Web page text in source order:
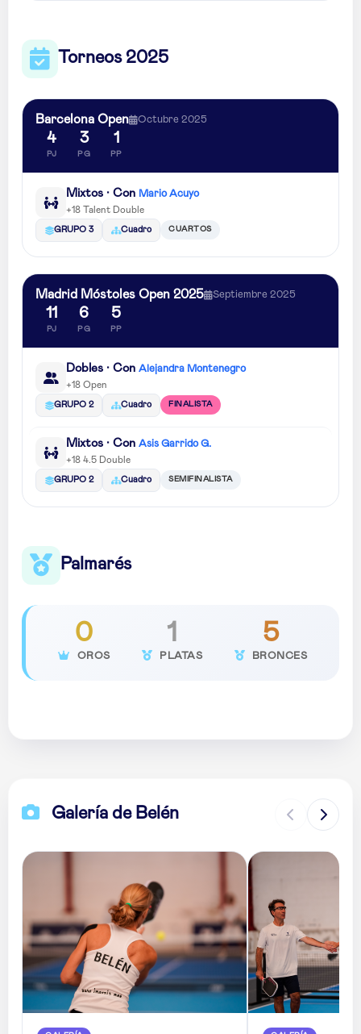
Torneos 2025
Barcelona Open Octubre 2025
4
PJ
3
PG
1
PP
Mixtos · Con Mario Acuyo
+18 Talent Double
GRUPO 3 Cuadro CUARTOS
Madrid Móstoles Open 2025 Septiembre 2025
11
PJ
6
PG
5
PP
Dobles · Con Alejandra Montenegro
+18 Open
GRUPO 2 Cuadro FINALISTA
Mixtos · Con Asis Garrido G.
+18 4.5 Double
GRUPO 2 Cuadro SEMIFINALISTA
Palmarés
0
OROS
1
PLATAS
5
BRONCES
Galería de Belén